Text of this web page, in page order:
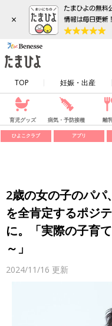
×
TOP 妊娠・出産
育児グッズ 病気・予防接種 離
ひよこクラブ アプリ
2歳の女の子のパパ
を全肯定するポジ
に。「実際の子育
～」
2024/11/16 更新